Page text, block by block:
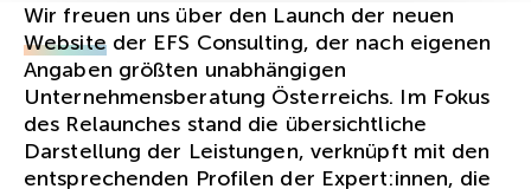
Wir freuen uns über den Launch der neuen
Websiteder EFS Consulting, der nach eigenen
Angaben größten unabhängigen
Unternehmensberatung Österreichs. Im Fokus
des Relaunches stand die übersichtliche
Darstellung der Leistungen, verknüpft mit den
entsprechenden Profilen der Expert:innen, die